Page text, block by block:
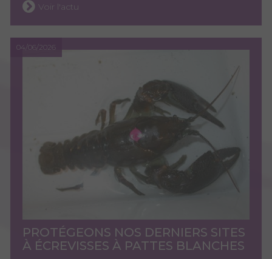
Voir l'actu
04/06/2026
PROTÉGEONS NOS DERNIERS SITES
À ÉCREVISSES À PATTES BLANCHES